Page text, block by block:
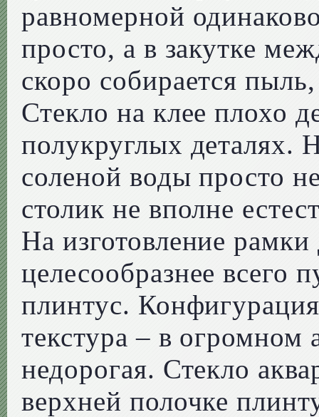
равномерной
просто, а в закутке
скоро собирается
Стекло на клее плохо
полукруглых деталях.
соленой воды просто
столик не вполне
На изготовление
целесообразнее всего
плинтус.
текстура – в огромном
недорогая. Стекло
верхней полочке